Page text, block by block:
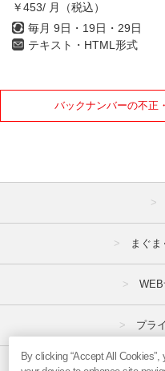
￥453/ 月（税込）
毎月 9日・19日・29日
テキスト・HTML形式
バックナンバーの不正
まぐ
プラ
By clicking “Accept All